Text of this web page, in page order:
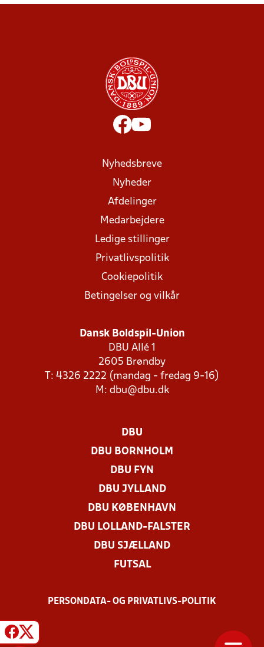
Nyhedsbreve
Nyheder
Afdelinger
Medarbejdere
Ledige stillinger
Privatlivspolitik
Cookiepolitik
Betingelser og vilkår
Dansk Boldspil-Union
DBU Allé 1
2605 Brøndby
T: 4326 2222 (mandag - fredag 9-16)
M: dbu@dbu.dk
DBU
DBU BORNHOLM
DBU FYN
DBU JYLLAND
DBU KØBENHAVN
DBU LOLLAND-FALSTER
DBU SJÆLLAND
FUTSAL
PERSONDATA- OG PRIVATLIVS-POLITIK